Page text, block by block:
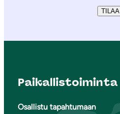
TILAA
Paikallistoiminta
Osallistu tapahtumaan